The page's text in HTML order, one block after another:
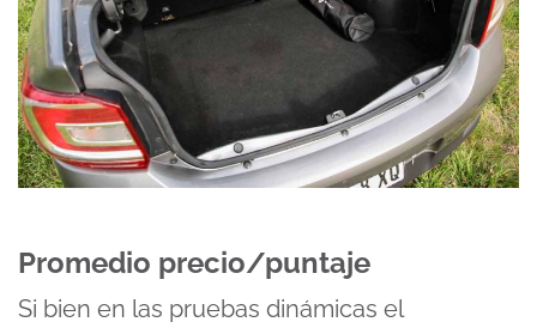
Promedio precio/puntaje
Si bien en las pruebas dinámicas el